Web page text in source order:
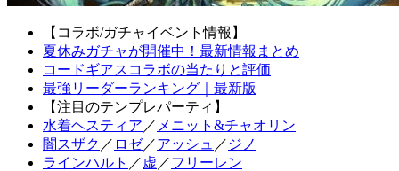
【コラボ/ガチャイベント情報】
夏休みガチャが開催中！最新情報まとめ
コードギアスコラボの当たりと評価
最強リーダーランキング｜最新版
【注目のテンプレパーティ】
水着ヘスティア ／ メニット&チャオリン
闇スザク ／ ロゼ／アッシュ ／ ジノ
ラインハルト ／ 虚 ／フリーレン